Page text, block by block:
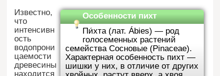
Особенности пихт
Пи́хта (лат. Ábies) — род
голосеменных растений
семейства Сосновые (Pinaceae).
Характерная особенность пихт —
шишки у них, в отличие от других
Известно,
что
интенсивн
ость
водопрони
цаемости
древесины
находится